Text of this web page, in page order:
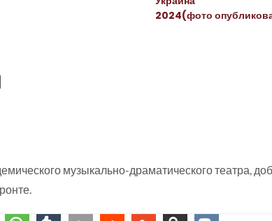
2024(фото
музыкально-драматического театра,